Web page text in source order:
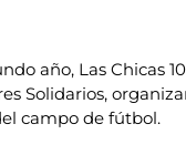
año, Las Chicas
Solidarios,
campo de fútbol.